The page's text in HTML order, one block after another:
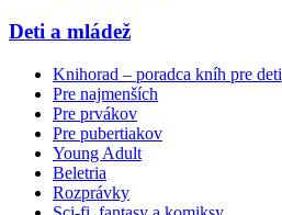
Deti a mládež
Knihorad – poradca kníh pre deti
Pre najmenších
Pre prvákov
Pre pubertiakov
Young Adult
Beletria
Rozprávky